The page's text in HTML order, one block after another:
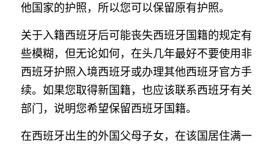
他国家的护照，所以您可以保留原有护照。
关于入籍西班牙后可能丧失西班牙国籍的规定有
些模糊，但无论如何，在头几年最好不要使用非
西班牙护照入境西班牙或办理其他西班牙官方手
续。如果您取得新国籍，也应该联系西班牙有关
部门，说明您希望保留西班牙国籍。
在西班牙出生的外国父母子女，在该国居住满一